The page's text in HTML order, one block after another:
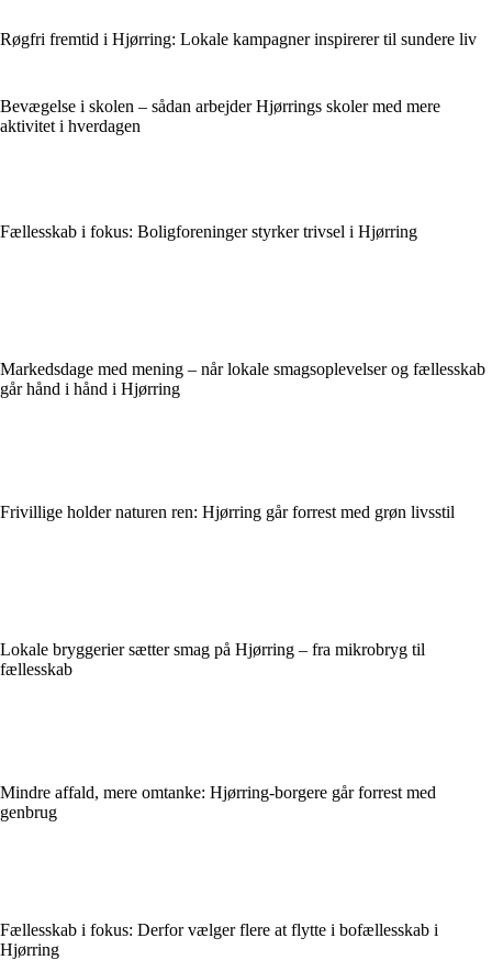
Røgfri fremtid i Hjørring: Lokale kampagner inspirerer til sundere liv
Bevægelse i skolen – sådan arbejder Hjørrings skoler med mere
aktivitet i hverdagen
Fællesskab i fokus: Boligforeninger styrker trivsel i Hjørring
Markedsdage med mening – når lokale smagsoplevelser og fællesskab
går hånd i hånd i Hjørring
Frivillige holder naturen ren: Hjørring går forrest med grøn livsstil
Lokale bryggerier sætter smag på Hjørring – fra mikrobryg til
fællesskab
Mindre affald, mere omtanke: Hjørring-borgere går forrest med
genbrug
Fællesskab i fokus: Derfor vælger flere at flytte i bofællesskab i
Hjørring